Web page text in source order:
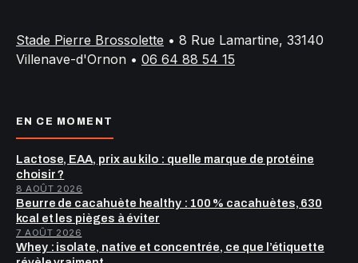
Stade Pierre Brossolette • 8 Rue Lamartine, 33140
Villenave-d'Ornon • 06 64 88 54 15
EN CE MOMENT
Lactose, EAA, prix au kilo : quelle marque de protéine
choisir ?
8 AOÛT 2026
Beurre de cacahuète healthy : 100 % cacahuètes, 630
kcal et les pièges à éviter
7 AOÛT 2026
Whey : isolate, native et concentrée, ce que l’étiquette